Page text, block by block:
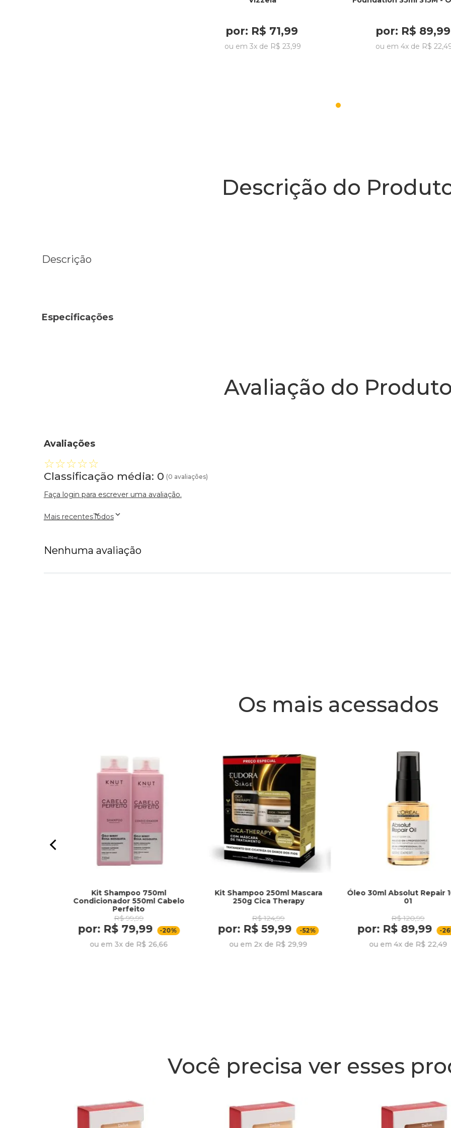
por: R$ 71,99
ou em 3x de R$ 23,99
por: R$ 89,99
ou em 4x de R$ 22,
Descrição do
Descrição
Especificações
Avaliação do
Avaliações
☆☆☆☆☆
Classificação média: 0 (0 avaliações)
Faça login para escrever uma avaliação.
Mais recentesTodos
Nenhuma avaliação
Os mais acessados
Kit Shampoo 750ml
Condicionador 550ml Cabelo
Perfeito
R$ 99,99
por: R$ 79,99 -20%
ou em 3x de R$ 26,66
Kit Shampoo 250ml Mascara
250g Cica Therapy
R$ 124,99
por: R$ 59,99 -52%
ou em 2x de R$ 29,99
Óleo 30ml Absolut Repair
01
R$ 120,99
por: R$ 89,99 -
ou em 4x de R$ 22,49
Você precisa ver esses